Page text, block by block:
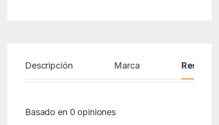
Descripción Marca Reseñas
Basado en 0 opiniones